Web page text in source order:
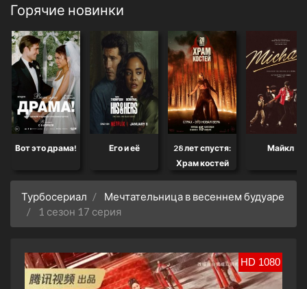
Горячие новинки
Вот это драма! Его и её
28 лет спустя:
Храм костей
Майкл
Турбосериал
Мечтательница в весеннем будуаре
1 сезон 17 серия
HD 1080